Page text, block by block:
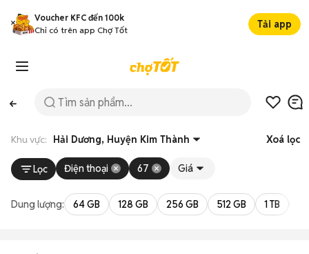
Voucher KFC đến 100k
Chỉ có trên app Chợ Tốt
Tải app
Khu vực: Hải Dương, Huyện Kim Thành Xoá lọc
Lọc Điện thoại 67 Giá
Dung lượng: 64 GB 128 GB 256 GB 512 GB 1 TB